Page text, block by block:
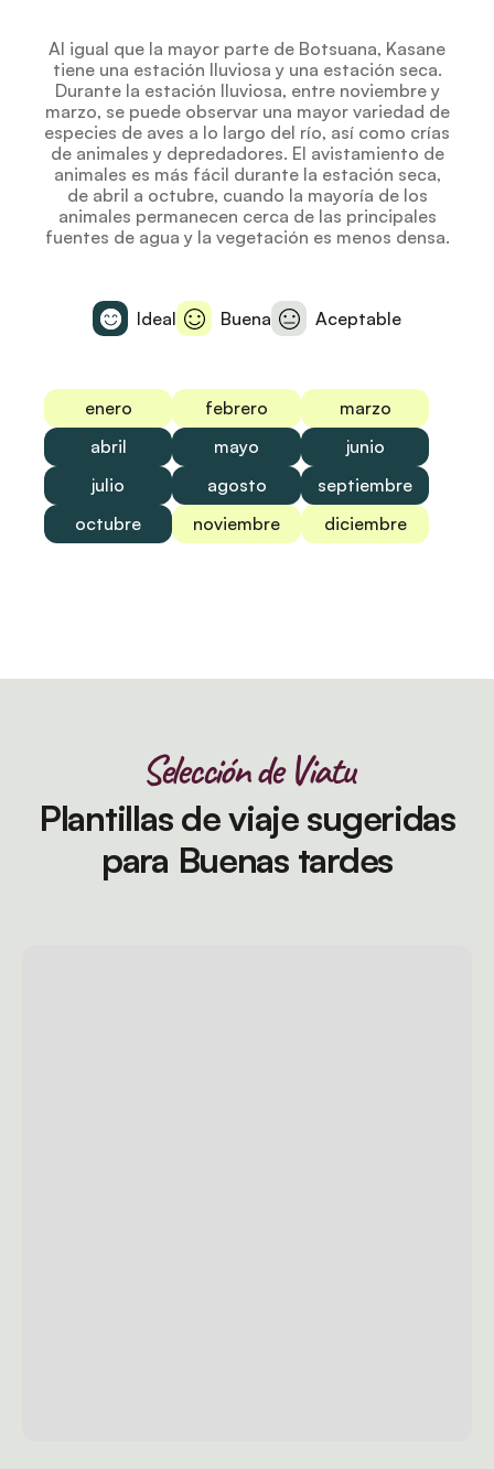
Al igual que la mayor parte de Botsuana, Kasane
tiene una estación lluviosa y una estación seca.
Durante la estación lluviosa, entre noviembre y
marzo, se puede observar una mayor variedad de
especies de aves a lo largo del río, así como crías
de animales y depredadores. El avistamiento de
animales es más fácil durante la estación seca,
de abril a octubre, cuando la mayoría de los
animales permanecen cerca de las principales
fuentes de agua y la vegetación es menos densa.
Ideal Buena Aceptable
enero febrero
marzo
abril
mayo
junio
julio
agosto
septiembre
octubre
noviembre diciembre
Selección de Viatu
Plantillas de viaje sugeridas
para Buenas tardes